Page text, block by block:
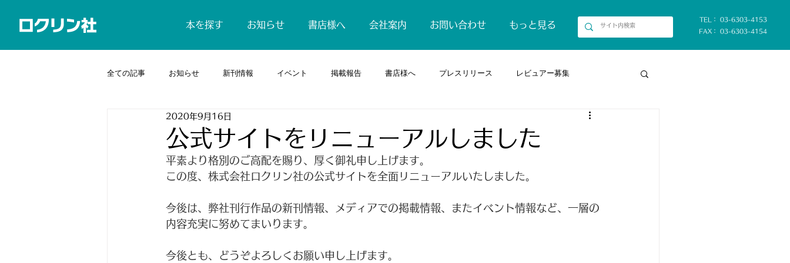
本を探す お知らせ 書店様へ 会社案内 お問い合わせ もっと見る
TEL： 03-6303-4153
FAX： 03-6303-4154
全ての記事 お知らせ 新刊情報 イベント 掲載報告 書店様へ プレスリリース レビュアー募集
公式サイトをリニューアルしました
2020年9月16日
平素より格別のご高配を賜り、厚く御礼申し上げます。
この度、株式会社ロクリン社の公式サイトを全面リニューアルいたしました。
今後は、弊社刊行作品の新刊情報、メディアでの掲載情報、またイベント情報など、一層の
内容充実に努めてまいります。
今後とも、どうぞよろしくお願い申し上げます。